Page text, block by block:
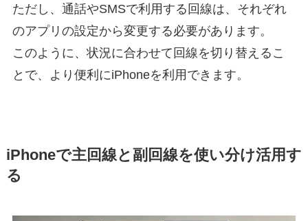
ただし、通話やSMSで利用する回線は、それぞれ
のアプリの設定から変更する必要があります。
このように、状況に合わせて回線を切り替えるこ
とで、より便利にiPhoneを利用できます。
iPhoneで主回線と副回線を使い分け活用す
る